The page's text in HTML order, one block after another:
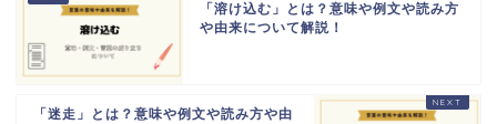
「溶け込む」とは？意味や例文や読み方
や由来について解説！
「迷走」とは？意味や例文や読み方や由